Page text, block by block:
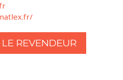
REVENDEUR